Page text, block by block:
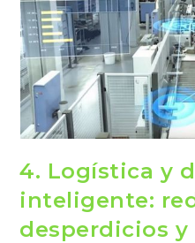
4. Logística y
inteligente:
desperdicios